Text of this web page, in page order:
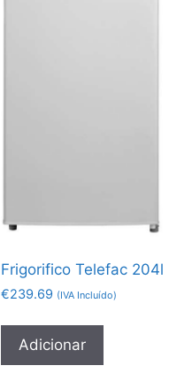
Frigorifico Telefac 204l
€239.69 (IVA Incluído)
Adicionar